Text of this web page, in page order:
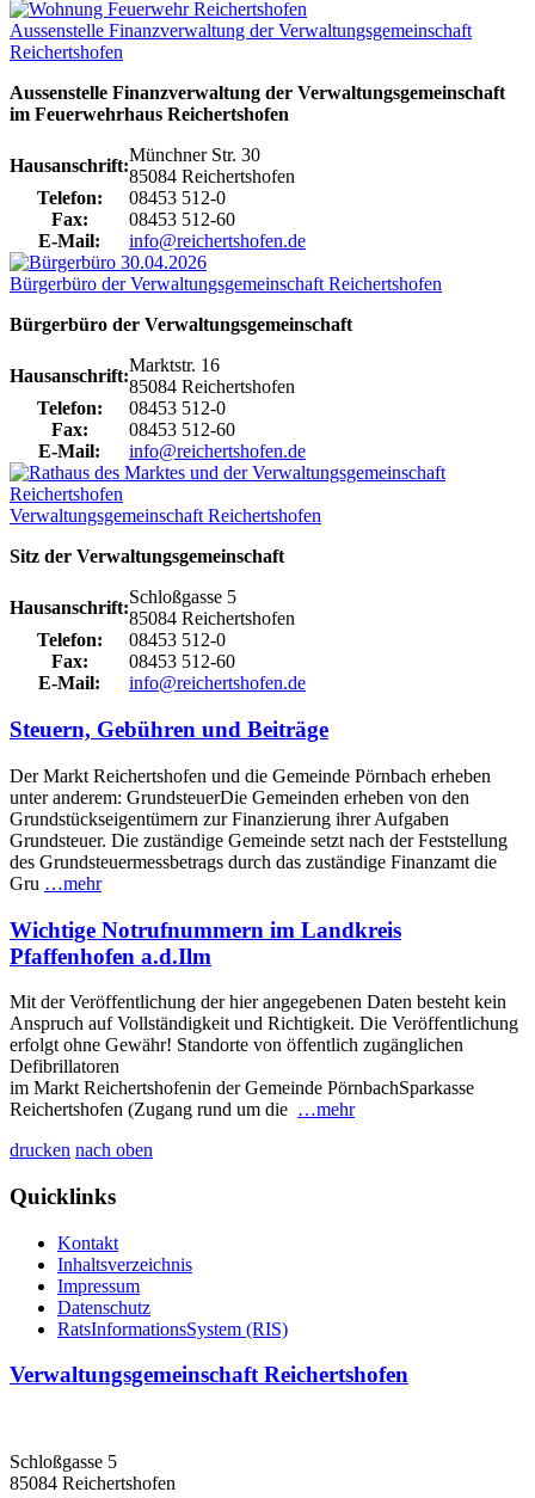
Aussenstelle Finanzverwaltung der Verwaltungsgemeinschaft
Reichertshofen
Aussenstelle Finanzverwaltung der Verwaltungsgemeinschaft
im Feuerwehrhaus Reichertshofen
Hausanschrift:
Münchner Str. 30
85084 Reichertshofen
Telefon:
08453 512-0
Fax:
08453 512-60
E-Mail:
info@reichertshofen.de
Bürgerbüro der Verwaltungsgemeinschaft Reichertshofen
Bürgerbüro der Verwaltungsgemeinschaft
Hausanschrift:
Marktstr. 16
85084 Reichertshofen
Telefon:
08453 512-0
Fax:
08453 512-60
E-Mail:
info@reichertshofen.de
Verwaltungsgemeinschaft Reichertshofen
Sitz der Verwaltungsgemeinschaft
Hausanschrift:
Schloßgasse 5
85084 Reichertshofen
Telefon:
08453 512-0
Fax:
08453 512-60
E-Mail:
info@reichertshofen.de
Steuern, Gebühren und Beiträge
Der Markt Reichertshofen und die Gemeinde Pörnbach erheben
unter anderem: GrundsteuerDie Gemeinden erheben von den
Grundstückseigentümern zur Finanzierung ihrer Aufgaben
Grundsteuer. Die zuständige Gemeinde setzt nach der Feststellung
des Grundsteuermessbetrags durch das zuständige Finanzamt die
Gru …mehr
Wichtige Notrufnummern im Landkreis
Pfaffenhofen a.d.Ilm
Mit der Veröffentlichung der hier angegebenen Daten besteht kein
Anspruch auf Vollständigkeit und Richtigkeit. Die Veröffentlichung
erfolgt ohne Gewähr! Standorte von öffentlich zugänglichen
Defibrillatoren
im Markt Reichertshofenin der Gemeinde PörnbachSparkasse
Reichertshofen (Zugang rund um die …mehr
drucken nach oben
Quicklinks
Kontakt
Inhaltsverzeichnis
Impressum
Datenschutz
RatsInformationsSystem (RIS)
Verwaltungsgemeinschaft Reichertshofen
Schloßgasse 5
85084 Reichertshofen